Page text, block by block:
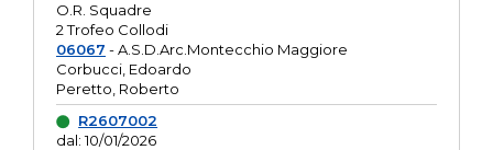
O.R. Squadre
2 Trofeo Collodi
06067 - A.S.D.Arc.Montecchio Maggiore
Corbucci, Edoardo
Peretto, Roberto
R2607002
dal: 10/01/2026